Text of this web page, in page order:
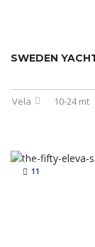
SWEDEN
Vela 10-24 mt
11